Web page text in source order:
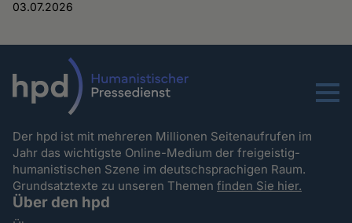
03.07.2026
Menu
Der hpd ist mit mehreren Millionen Seitenaufrufen im
Jahr das wichtigste Online-Medium der freigeistig-
humanistischen Szene im deutschsprachigen Raum.
Grundsatztexte zu unseren Themenfinden Sie hier.
Über den hpd